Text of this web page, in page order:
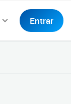
Entrar